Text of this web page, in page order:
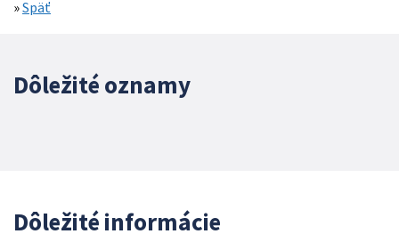
»Späť
Dôležité oznamy
Dôležité informácie